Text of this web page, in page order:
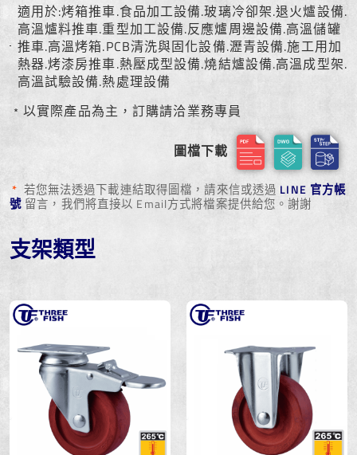
適用於:烤箱推車.食品加工設備.玻璃冷卻架.退火爐設備.
高溫爐料推車.重型加工設備.反應爐周邊設備.高溫儲罐
推車.高溫烤箱.PCB清洗與固化設備.瀝青設備.施工用加
熱器.烤漆房推車.熱壓成型設備.燒結爐設備.高溫成型架.
高溫試驗設備.熱處理設備
﹡以實際產品為主，訂購請洽業務專員
圖檔下載
* 若您無法透過下載連結取得圖檔，請來信或透過 LINE 官方帳
號 留言，我們將直接以 Email方式將檔案提供給您。謝謝
支架類型